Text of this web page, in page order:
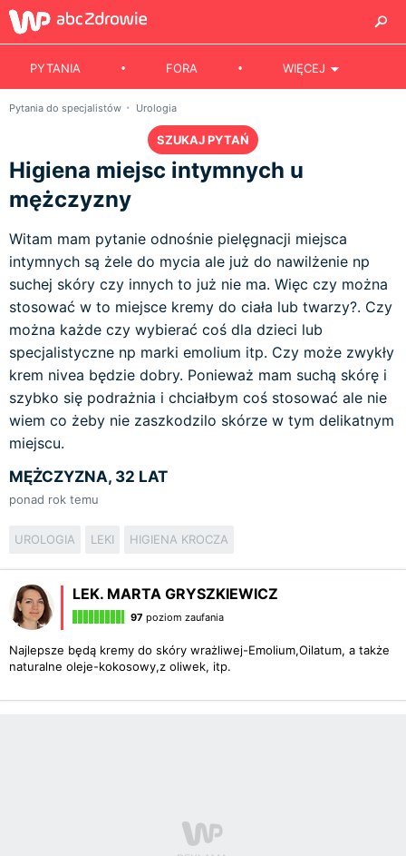
PYTANIA FORA WIĘCEJ
Pytania do specjalistów Urologia
SZUKAJ PYTAŃ
Higiena miejsc intymnych u
mężczyzny
Witam mam pytanie odnośnie pielęgnacji miejsca
intymnych są żele do mycia ale już do nawilżenie np
suchej skóry czy innych to już nie ma. Więc czy można
stosować w to miejsce kremy do ciała lub twarzy?. Czy
można każde czy wybierać coś dla dzieci lub
specjalistyczne np marki emolium itp. Czy może zwykły
krem nivea będzie dobry. Ponieważ mam suchą skórę i
szybko się podrażnia i chciałbym coś stosować ale nie
wiem co żeby nie zaszkodzilo skórze w tym delikatnym
miejscu.
MĘŻCZYZNA, 32 LAT
ponad rok temu
UROLOGIA LEKI HIGIENA KROCZA
LEK. MARTA GRYSZKIEWICZ
97 poziom zaufania
Najlepsze będą kremy do skóry wrażliwej-Emolium,Oilatum, a także
naturalne oleje-kokosowy,z oliwek, itp.